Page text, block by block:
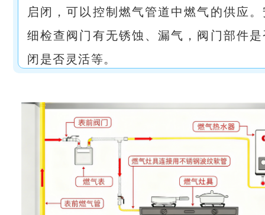
启闭，可以控制燃气管道中燃气的供应
细检查阀门有无锈蚀、漏气，阀门部件
闭是否灵活等。